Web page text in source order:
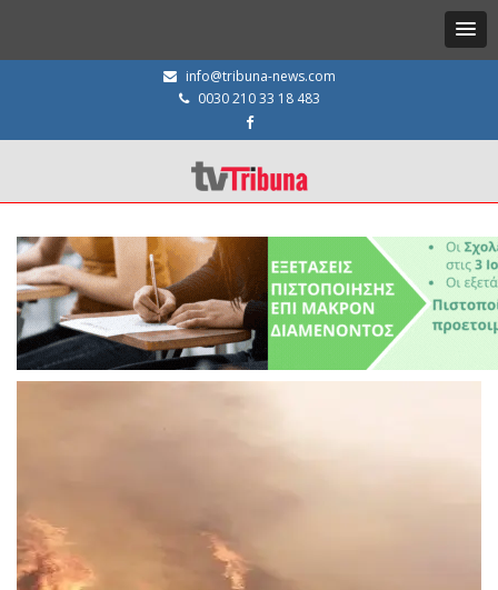
info@tribuna-news.com
0030 210 33 18 483